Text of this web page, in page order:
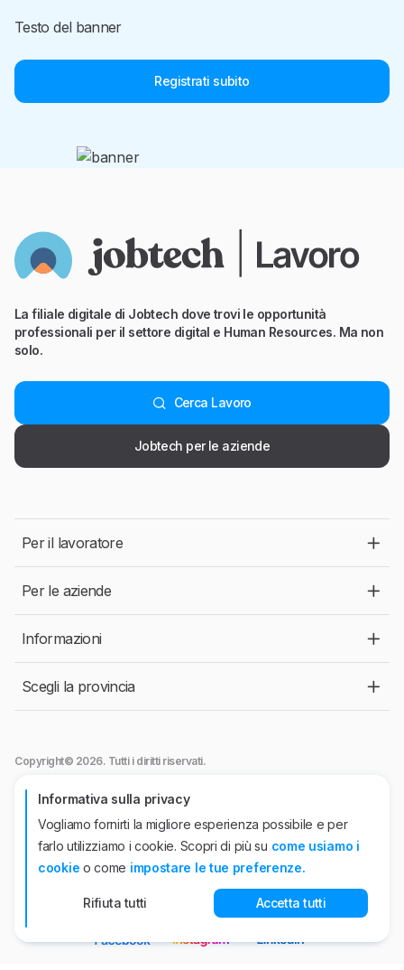
Testo del banner
Registrati subito
La filiale digitale di Jobtech dove trovi le opportunità
professionali per il settore digital e Human Resources. Ma non
solo.
Cerca Lavoro
Jobtech per le aziende
Per il lavoratore
Per le aziende
Informazioni
Scegli la provincia
Copyright© 2026. Tutti i diritti riservati.
Jobtech srl
- Viale Abruzzi, 94 - 20131 Milano.
Autorizzazione ANPAL n°44 del 26/04/2022. P.IVA n° 10863920962
Jobtech International APS Iscrizione all'Albo Informatico delle Agenzie per il
Lavoro- Sez. I - n.95 del 15 luglio 2020
Sede operativa, viale Abruzzi, 94 - 20131 Milano. Iscritta presso il Registro
delle Imprese di Milano Codice Fiscale e P.IVA n° 10501920960
Informativa sulla privacy
Vogliamo fornirti la migliore esperienza possibile e per
farlo utilizziamo i cookie. Scopri di più su come usiamo i
cookie o come impostare le tue preferenze.
Rifiuta tutti Accetta tutti